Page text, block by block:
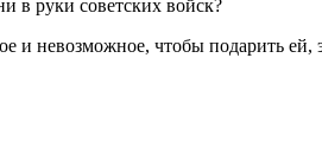
в руки советских войск?
и невозможное, чтобы подарить